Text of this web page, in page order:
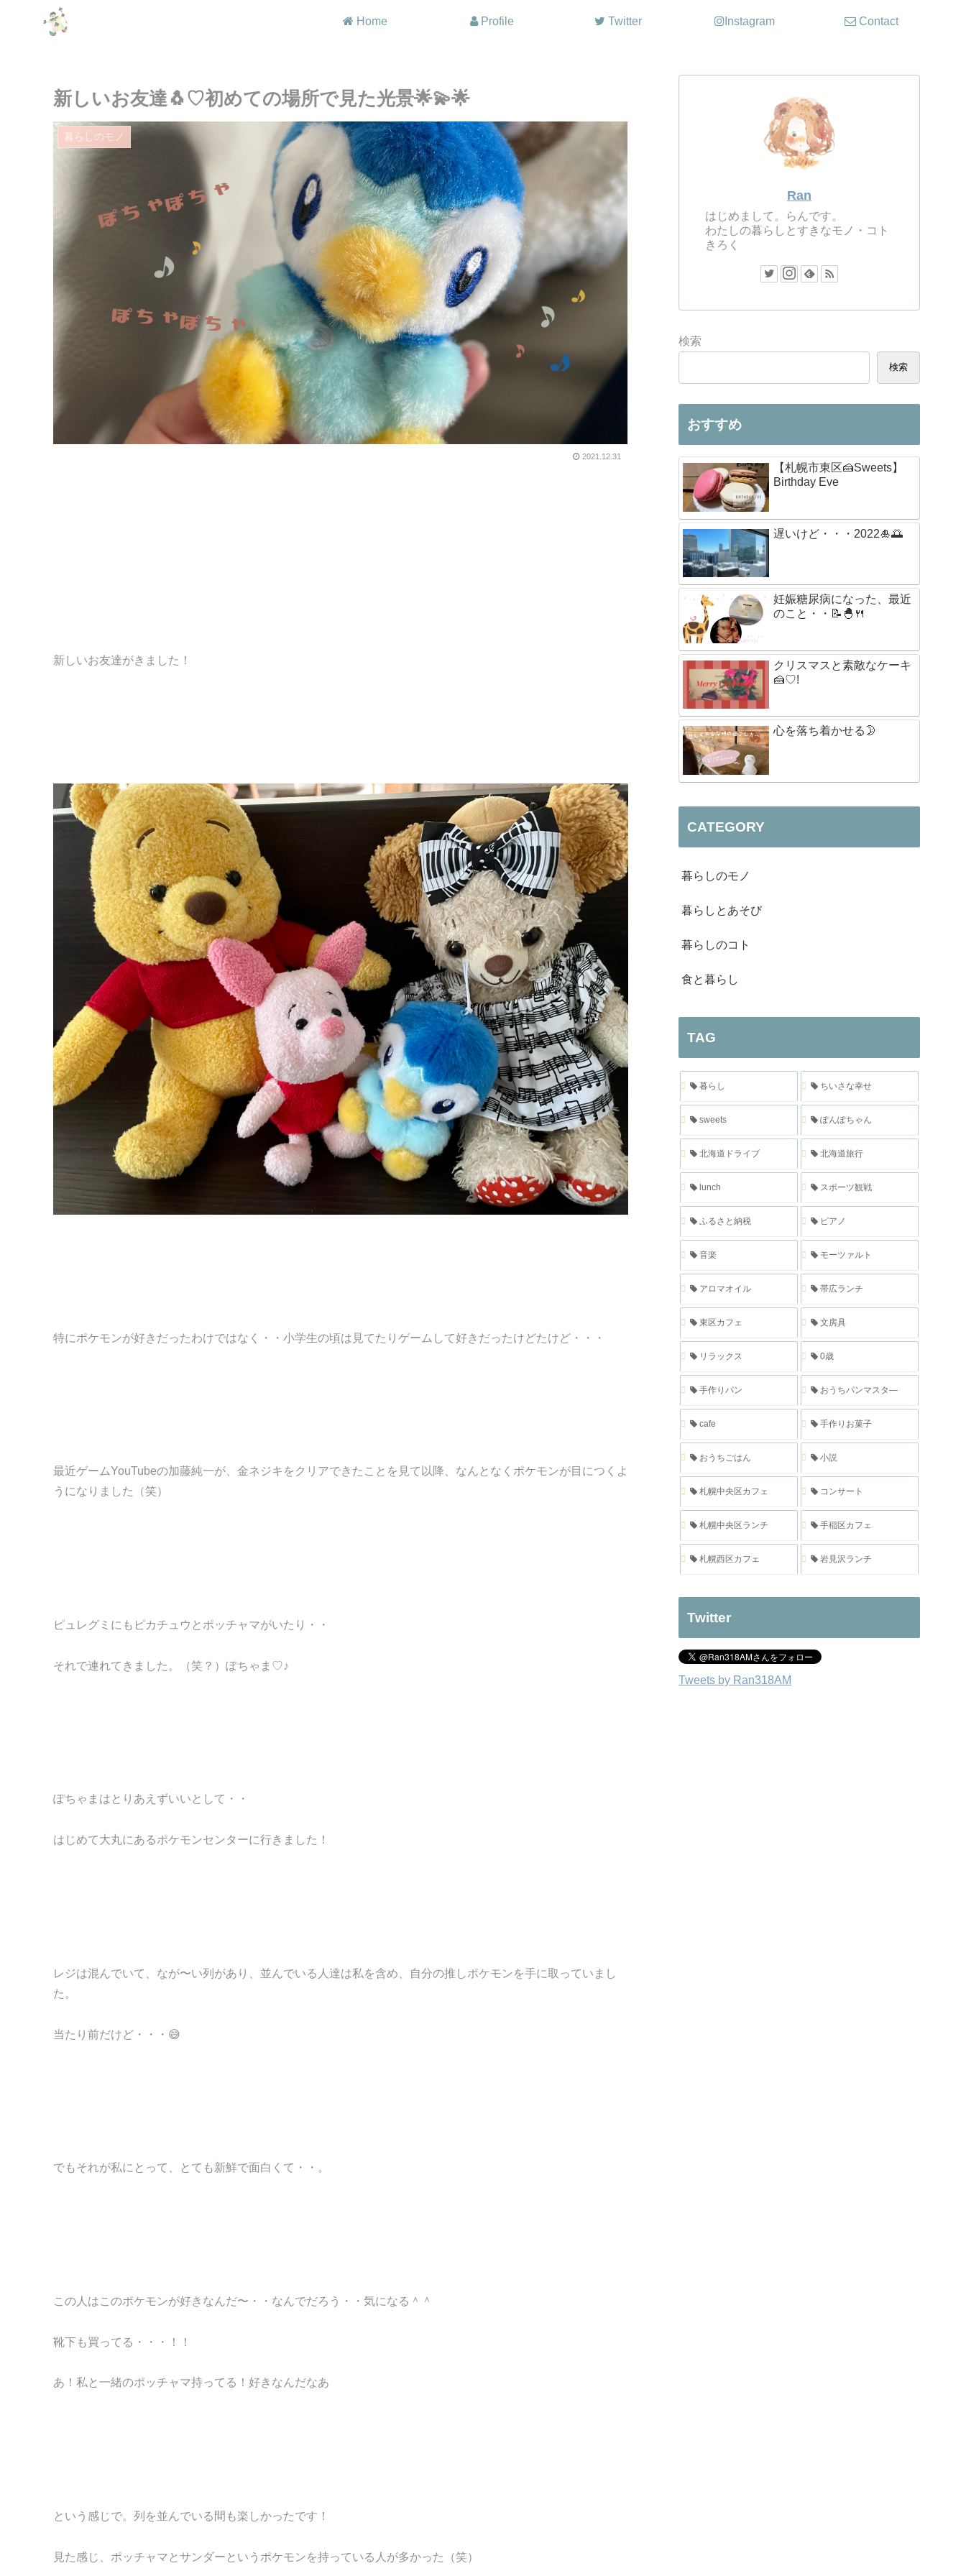
Home Profile Twitter Instagram Contact
新しいお友達🐧♡初めての場所で見た光景🌟💫🌟
暮らしのモノ
2021.12.31
新しいお友達がきました！
特にポケモンが好きだったわけではなく・・小学生の頃は見てたりゲームして好きだったけどたけど・・・
最近ゲームYouTubeの加藤純一が、金ネジキをクリアできたことを見て以降、なんとなくポケモンが目につくよ
うになりました（笑）
ピュレグミにもピカチュウとポッチャマがいたり・・
それで連れてきました。（笑？）ぽちゃま♡♪
ぽちゃまはとりあえずいいとして・・
はじめて大丸にあるポケモンセンターに行きました！
レジは混んでいて、なが〜い列があり、並んでいる人達は私を含め、自分の推しポケモンを手に取っていまし
た。
当たり前だけど・・・😅
でもそれが私にとって、とても新鮮で面白くて・・。
この人はこのポケモンが好きなんだ〜・・なんでだろう・・気になる＾＾
靴下も買ってる・・・！！
あ！私と一緒のポッチャマ持ってる！好きなんだなあ
という感じで。列を並んでいる間も楽しかったです！
見た感じ、ポッチャマとサンダーというポケモンを持っている人が多かった（笑）
Ran
はじめまして。らんです。
わたしの暮らしとすきなモノ・コト
きろく
検索
検索
おすすめ
【札幌市東区🍰Sweets】
Birthday Eve
遅いけど・・・2022🎍🌅
妊娠糖尿病になった、最近
のこと・・📝🐣🍴
クリスマスと素敵なケーキ
🍰♡!
心を落ち着かせる🌛
CATEGORY
暮らしのモノ
暮らしとあそび
暮らしのコト
食と暮らし
TAG
暮らし ちいさな幸せ
sweets ぽんぽちゃん
北海道ドライブ 北海道旅行
lunch スポーツ観戦
ふるさと納税 ピアノ
音楽 モーツァルト
アロマオイル 帯広ランチ
東区カフェ 文房具
リラックス 0歳
手作りパン おうちパンマスタ―
cafe 手作りお菓子
おうちごはん 小説
札幌中央区カフェ コンサート
札幌中央区ランチ 手稲区カフェ
札幌西区カフェ 岩見沢ランチ
Twitter
Tweets by Ran318AM